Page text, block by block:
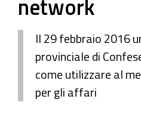
network
Il 29 febbraio 2016
provinciale di
come utilizzare al
per gli affari